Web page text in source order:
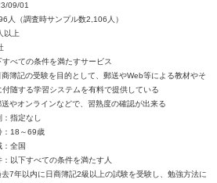
09/01
人（調査時サンプル数2,106人）
以上
すべての条件を満たすサービス
商簿記の受験を目的として、郵送やWeb等による教材やそ
付随する学習システムを有料で提供している
送やオンラインなどで、習熟度の確認が出来る
：指定なし
：18～69歳
：全国
：以下すべての条件を満たす人
去7年以内に日商簿記2級以上の試験を受験し、勉強方法に